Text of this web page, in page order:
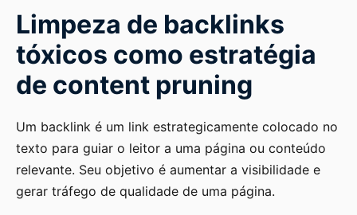
Limpeza de backlinks
tóxicos como estratégia
de content pruning
Um backlink é um link estrategicamente colocado no
texto para guiar o leitor a uma página ou conteúdo
relevante. Seu objetivo é aumentar a visibilidade e
gerar tráfego de qualidade de uma página.